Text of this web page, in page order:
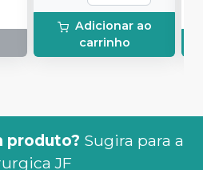
Adicionar ao
carrinho
produto? Sugira para a
JF